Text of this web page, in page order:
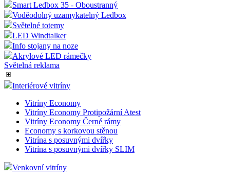
Smart Ledbox 35 - Oboustranný
Voděodolný uzamykatelný Ledbox
Světelné totemy
LED Windtalker
Info stojany na noze
Akrylové LED rámečky
Světelná reklama
Interiérové vitríny
Vitríny Economy
Vitríny Economy Protipožární Atest
Vitríny Economy Černé rámy
Economy s korkovou stěnou
Vitrína s posuvnými dvířky
Vitrína s posuvnými dvířky SLIM
Venkovní vitríny